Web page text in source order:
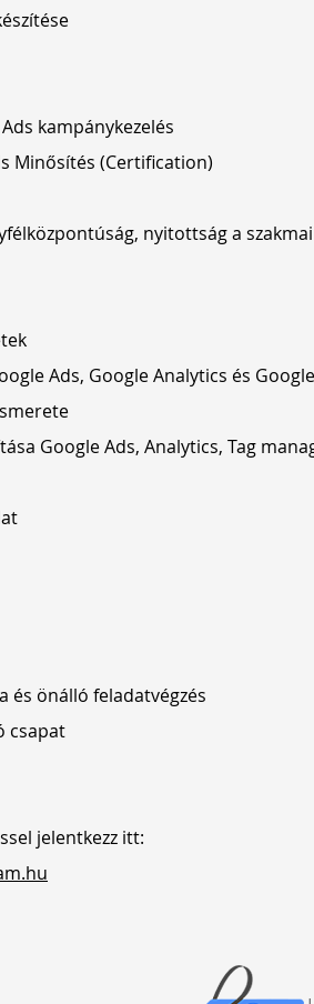
kampánykezelés
Minősítés (Certification)
nyitottság a
Ads, Google Analytics és
Google Ads, Analytics, Tag
és önálló feladatvégzés
csapat
jelentkezz itt: